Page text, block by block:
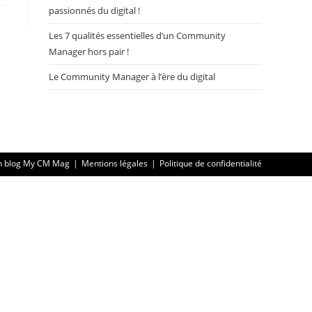
passionnés du digital !
Les 7 qualités essentielles d’un Community
Manager hors pair !
Le Community Manager à l’ère du digital
blog My CM Mag Mentions légales Politique de confidentialité